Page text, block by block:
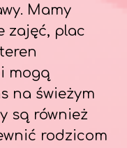
Mamy
zajęć, plac
mogą
na świeżym
są również
rodzicom